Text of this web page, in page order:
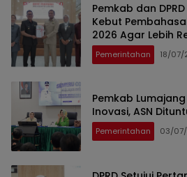
Pemkab dan
Kebut
2026 Agar Lebih
Pemerintahan 18/07/
Pemkab
Inovasi, ASN
Pemerintahan 03/